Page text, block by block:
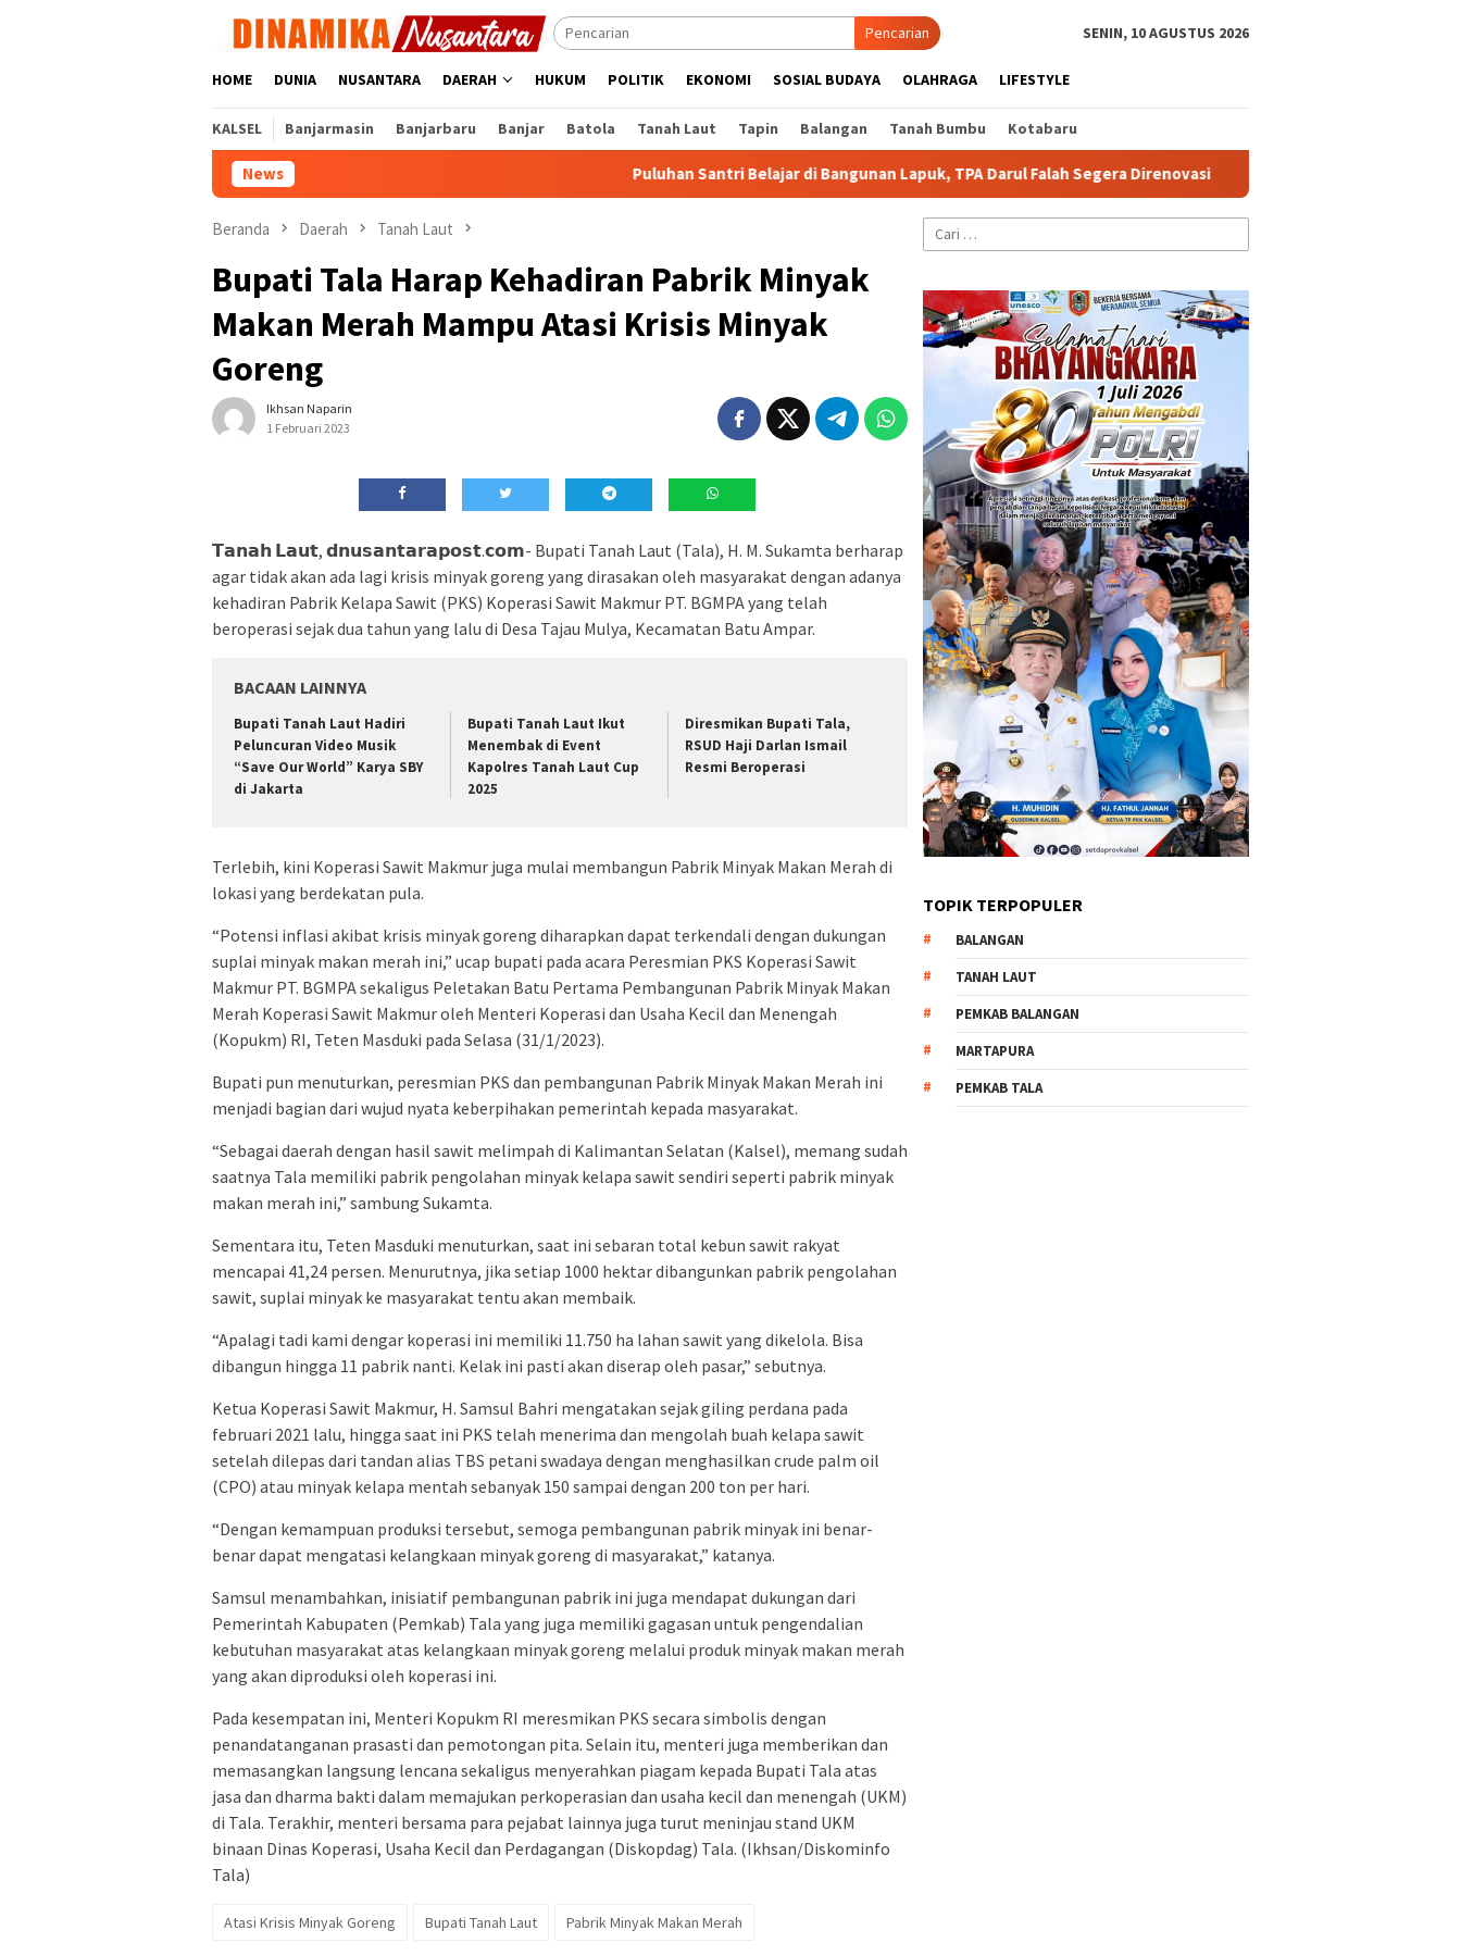
Pencarian SENIN, 10 AGUSTUS 2026
HOME DUNIA NUSANTARA DAERAH HUKUM POLITIK EKONOMI SOSIAL BUDAYA OLAHRAGA LIFESTYLE
KALSEL Banjarmasin Banjarbaru Banjar Batola Tanah Laut Tapin Balangan Tanah Bumbu Kotabaru
News Puluhan Santri Belajar di Bangunan Lapuk, TPA Darul Falah Segera Direnovasi PMI Banjar Gelar Latihan Gabungan
Beranda Daerah Tanah Laut
Bupati Tala Harap Kehadiran Pabrik Minyak
Makan Merah Mampu Atasi Krisis Minyak
Goreng
Ikhsan Naparin
1 Februari 2023
𝗧𝗮𝗻𝗮𝗵 𝗟𝗮𝘂𝘁, 𝗱𝗻𝘂𝘀𝗮𝗻𝘁𝗮𝗿𝗮𝗽𝗼𝘀𝘁.𝗰𝗼𝗺- Bupati Tanah Laut (Tala), H. M. Sukamta berharap
agar tidak akan ada lagi krisis minyak goreng yang dirasakan oleh masyarakat dengan adanya
kehadiran Pabrik Kelapa Sawit (PKS) Koperasi Sawit Makmur PT. BGMPA yang telah
beroperasi sejak dua tahun yang lalu di Desa Tajau Mulya, Kecamatan Batu Ampar.
BACAAN LAINNYA
Bupati Tanah Laut Hadiri
Peluncuran Video Musik
“Save Our World” Karya SBY
di Jakarta
Bupati Tanah Laut Ikut
Menembak di Event
Kapolres Tanah Laut Cup
2025
Diresmikan Bupati Tala,
RSUD Haji Darlan Ismail
Resmi Beroperasi
Terlebih, kini Koperasi Sawit Makmur juga mulai membangun Pabrik Minyak Makan Merah di
lokasi yang berdekatan pula.
“Potensi inflasi akibat krisis minyak goreng diharapkan dapat terkendali dengan dukungan
suplai minyak makan merah ini,” ucap bupati pada acara Peresmian PKS Koperasi Sawit
Makmur PT. BGMPA sekaligus Peletakan Batu Pertama Pembangunan Pabrik Minyak Makan
Merah Koperasi Sawit Makmur oleh Menteri Koperasi dan Usaha Kecil dan Menengah
(Kopukm) RI, Teten Masduki pada Selasa (31/1/2023).
Bupati pun menuturkan, peresmian PKS dan pembangunan Pabrik Minyak Makan Merah ini
menjadi bagian dari wujud nyata keberpihakan pemerintah kepada masyarakat.
“Sebagai daerah dengan hasil sawit melimpah di Kalimantan Selatan (Kalsel), memang sudah
saatnya Tala memiliki pabrik pengolahan minyak kelapa sawit sendiri seperti pabrik minyak
makan merah ini,” sambung Sukamta.
Sementara itu, Teten Masduki menuturkan, saat ini sebaran total kebun sawit rakyat
mencapai 41,24 persen. Menurutnya, jika setiap 1000 hektar dibangunkan pabrik pengolahan
sawit, suplai minyak ke masyarakat tentu akan membaik.
“Apalagi tadi kami dengar koperasi ini memiliki 11.750 ha lahan sawit yang dikelola. Bisa
dibangun hingga 11 pabrik nanti. Kelak ini pasti akan diserap oleh pasar,” sebutnya.
Ketua Koperasi Sawit Makmur, H. Samsul Bahri mengatakan sejak giling perdana pada
februari 2021 lalu, hingga saat ini PKS telah menerima dan mengolah buah kelapa sawit
setelah dilepas dari tandan alias TBS petani swadaya dengan menghasilkan crude palm oil
(CPO) atau minyak kelapa mentah sebanyak 150 sampai dengan 200 ton per hari.
“Dengan kemampuan produksi tersebut, semoga pembangunan pabrik minyak ini benar-
benar dapat mengatasi kelangkaan minyak goreng di masyarakat,” katanya.
Samsul menambahkan, inisiatif pembangunan pabrik ini juga mendapat dukungan dari
Pemerintah Kabupaten (Pemkab) Tala yang juga memiliki gagasan untuk pengendalian
kebutuhan masyarakat atas kelangkaan minyak goreng melalui produk minyak makan merah
yang akan diproduksi oleh koperasi ini.
Pada kesempatan ini, Menteri Kopukm RI meresmikan PKS secara simbolis dengan
penandatanganan prasasti dan pemotongan pita. Selain itu, menteri juga memberikan dan
memasangkan langsung lencana sekaligus menyerahkan piagam kepada Bupati Tala atas
jasa dan dharma bakti dalam memajukan perkoperasian dan usaha kecil dan menengah (UKM)
di Tala. Terakhir, menteri bersama para pejabat lainnya juga turut meninjau stand UKM
binaan Dinas Koperasi, Usaha Kecil dan Perdagangan (Diskopdag) Tala. (Ikhsan/Diskominfo
Tala)
Atasi Krisis Minyak Goreng Bupati Tanah Laut Pabrik Minyak Makan Merah
Cari
untuk:
TOPIK TERPOPULER
BALANGAN
TANAH LAUT
PEMKAB BALANGAN
MARTAPURA
PEMKAB TALA